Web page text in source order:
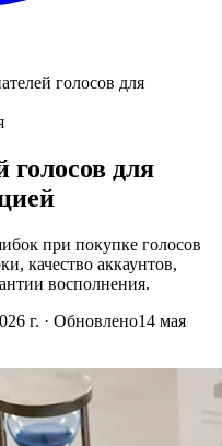
голосов для
голосов для
при покупке голосов
качество аккаунтов,
восполнения.
г. · Обновлено14 мая